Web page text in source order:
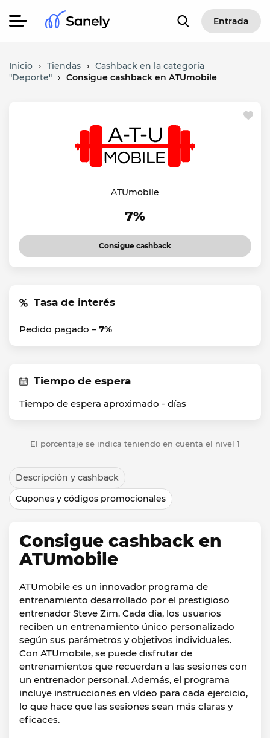
Entrada
Inicio › Tiendas › Cashback en la categoría
"Deporte" › Consigue cashback en ATUmobile
ATUmobile
7%
Consigue cashback
Tasa de interés
Pedido pagado – 7%
Tiempo de espera
Tiempo de espera aproximado - días
El porcentaje se indica teniendo en cuenta el nivel 1
Descripción y cashback
Cupones y códigos promocionales
Consigue cashback en
ATUmobile
ATUmobile es un innovador programa de
entrenamiento desarrollado por el prestigioso
entrenador Steve Zim. Cada día, los usuarios
reciben un entrenamiento único personalizado
según sus parámetros y objetivos individuales.
Con ATUmobile, se puede disfrutar de
entrenamientos que recuerdan a las sesiones con
un entrenador personal. Además, el programa
incluye instrucciones en vídeo para cada ejercicio,
lo que hace que las sesiones sean más claras y
eficaces.